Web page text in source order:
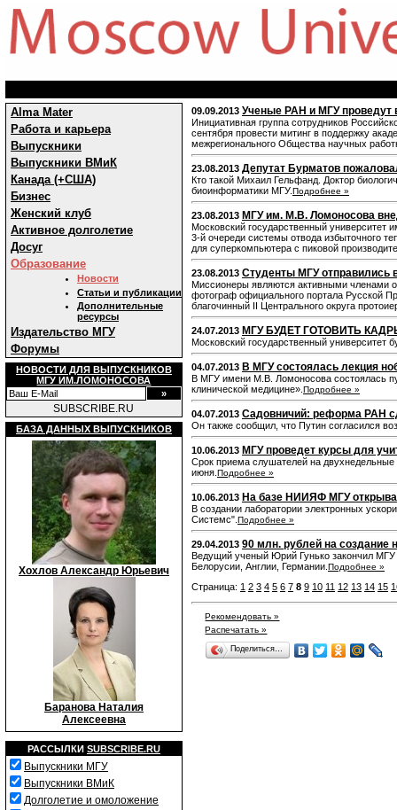
Alma Mater
Работа и карьера
Выпускники
Выпускники ВМиК
Канада (+США)
Бизнес
Женский клуб
Активное долголетие
Досуг
Образование
Новости
Статьи и публикации
Дополнительные
ресурсы
Издательство МГУ
Форумы
НОВОСТИ ДЛЯ ВЫПУСКНИКОВ
МГУ ИМ.ЛОМОНОСОВА
SUBSCRIBE.RU
БАЗА ДАННЫХ ВЫПУСКНИКОВ
Хохлов Александр Юрьевич
Баранова Наталия
Алексеевна
РАССЫЛКИ SUBSCRIBE.RU
Выпускники МГУ
Выпускники ВМиК
Долголетие и омоложение
09.09.2013 Ученые РАН и МГУ проведут
Инициативная группа сотрудников
сентября провести митинг в поддержку
межрегионального Общества научных
23.08.2013 Депутат Бурматов
Кто такой Михаил Гельфанд. Доктор
биоинформатики МГУ.Подробнее »
23.08.2013 МГУ им. М.В. Ломоносова
Московский государственный университет
3-й очереди системы отвода избыточного
для суперкомпьютера с пиковой
23.08.2013 Студенты МГУ отправились
Миссионеры являются активными членами
фотограф официального портала Русской
благочинный II Центрального округа
24.07.2013 МГУ БУДЕТ ГОТОВИТЬ
Московский государственный университет
04.07.2013 В МГУ состоялась лекция
В МГУ имени М.В. Ломоносова состоялась
клинической медицине». Подробнее »
04.07.2013 Садовничий: реформа РАН
Он также сообщил, что Путин согласился
10.06.2013 МГУ проведет курсы для
Срок приема слушателей на
июня. Подробнее »
10.06.2013 На базе НИИЯФ МГУ
В создании лаборатории электронных
Системс". Подробнее »
29.04.2013 90 млн. рублей на создание
Ведущий ученый Юрий Гунько закончил МГУ
Белорусии, Англии, Германии. Подробнее »
Страница: 1 2 3 4 5 6 7 8 9 10 11 12 13 14 15
Рекомендовать »
Распечатать »
Поделиться…